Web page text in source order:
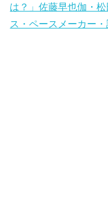
は？」佐藤早也伽・
ス・ペースメーカー